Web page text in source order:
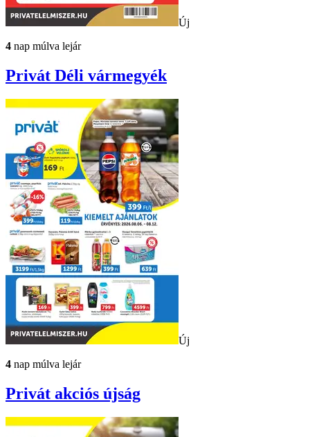
Új
4 nap múlva lejár
Privát Déli vármegyék
Új
4 nap múlva lejár
Privát akciós újság